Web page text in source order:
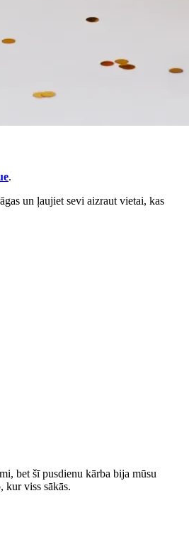
.
un ļaujiet sevi aizraut vietai, kas
bet šī pusdienu kārba bija mūsu
kur viss sākās.